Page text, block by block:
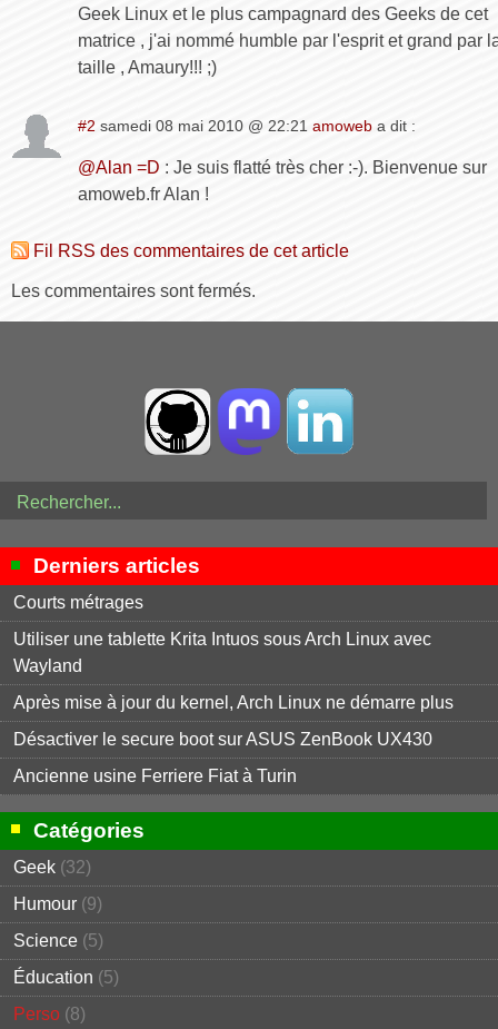
Geek Linux et le plus campagnard des Geeks de cet
matrice , j'ai nommé humble par l'esprit et grand par
taille , Amaury!!! ;)
#2 samedi 08 mai 2010 @ 22:21 amoweb a dit :
@Alan =D : Je suis flatté très cher :-). Bienvenue sur
amoweb.fr Alan !
Fil RSS des commentaires de cet article
Les commentaires sont fermés.
Derniers articles
Courts métrages
Utiliser une tablette Krita Intuos sous Arch Linux avec
Wayland
Après mise à jour du kernel, Arch Linux ne démarre plus
Désactiver le secure boot sur ASUS ZenBook UX430
Ancienne usine Ferriere Fiat à Turin
Catégories
Geek (32)
Humour (9)
Science (5)
Éducation (5)
Perso (8)